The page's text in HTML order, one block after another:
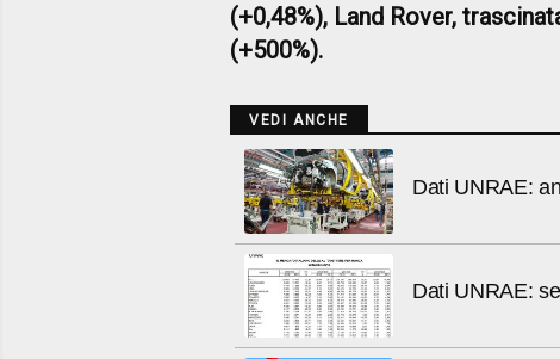
(+0,48%), Land Rover,
(+500%).
VEDI ANCHE
Dati UNRAE:
Dati UNRAE: